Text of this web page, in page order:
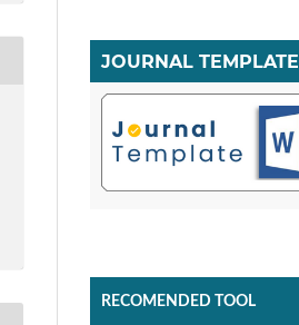
JOURNAL TEMPLATE
RECOMENDED TOOL